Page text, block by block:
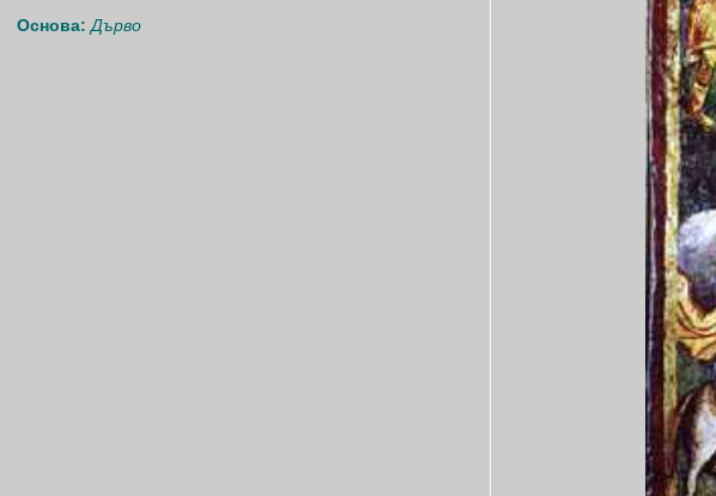
Основа: Дърво